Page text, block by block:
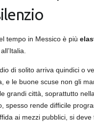
tempo in Messico è più
di solito arriva quindici o
e le buone scuse non gli
grandi città, soprattutto
spesso rende difficile
ai mezzi pubblici, si deve